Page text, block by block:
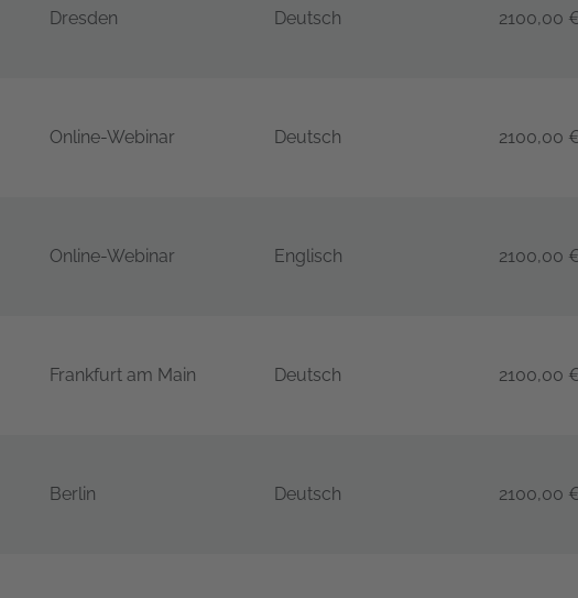
- Testmanagement 3.0 (CTAL-TM) – 4 Tage
Dresden Deutsch 2100,00
- Testmanagement 3.0 (CTAL-TM) – 4 Tage
Online-Webinar Deutsch 2100,00
- Testmanagement 3.0 (CTAL-TM) – 4 Tage
Online-Webinar Englisch 2100,00
- Testmanagement 3.0 (CTAL-TM) – 4 Tage
Frankfurt am Main Deutsch 2100,00
- Testmanagement 3.0 (CTAL-TM) – 4 Tage
Berlin Deutsch 2100,00